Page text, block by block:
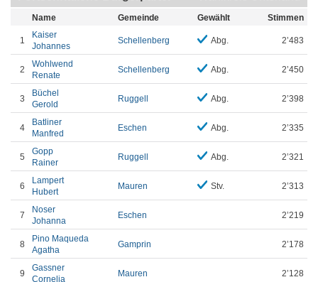
Name Gemeinde Gewählt Stimmen
1
Kaiser
Johannes
Schellenberg Abg. 2’483
2
Wohlwend
Renate
Schellenberg Abg. 2’450
3
Büchel
Gerold
Ruggell Abg. 2’398
4
Batliner
Manfred
Eschen Abg. 2’335
5
Gopp
Rainer
Ruggell Abg. 2’321
6
Lampert
Hubert
Mauren Stv. 2’313
7
Noser
Johanna
Eschen 2’219
8
Pino Maqueda
Agatha
Gamprin 2’178
9
Gassner
Cornelia
Mauren 2’128